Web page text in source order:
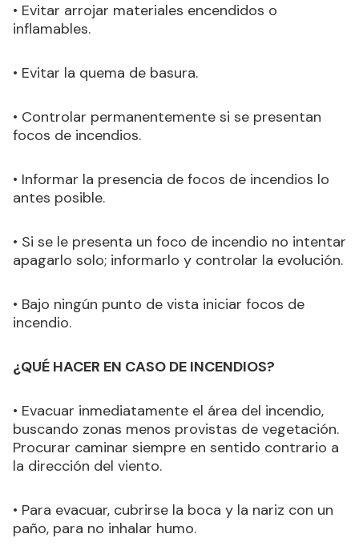
• Evitar arrojar materiales encendidos o
inflamables.
• Evitar la quema de basura.
• Controlar permanentemente si se presentan
focos de incendios.
• Informar la presencia de focos de incendios lo
antes posible.
• Si se le presenta un foco de incendio no intentar
apagarlo solo; informarlo y controlar la evolución.
• Bajo ningún punto de vista iniciar focos de
incendio.
¿QUÉ HACER EN CASO DE INCENDIOS?
• Evacuar inmediatamente el área del incendio,
buscando zonas menos provistas de vegetación.
Procurar caminar siempre en sentido contrario a
la dirección del viento.
• Para evacuar, cubrirse la boca y la nariz con un
paño, para no inhalar humo.